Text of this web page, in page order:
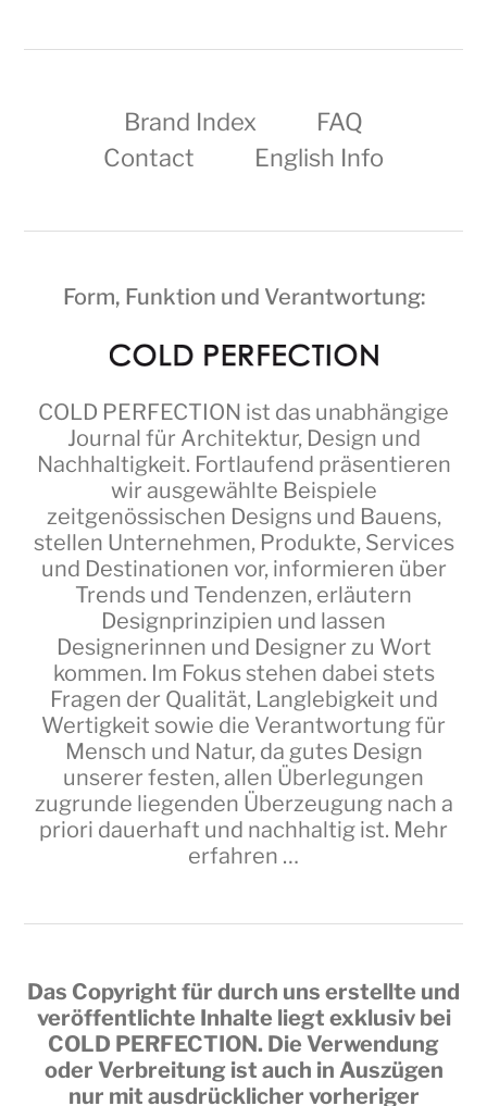
Brand Index
FAQ
Contact
English Info
Form, Funktion und Verantwortung:
COLD PERFECTION ist das unabhängige
Journal für Architektur, Design und
Nachhaltigkeit. Fortlaufend präsentieren
wir ausgewählte Beispiele
zeitgenössischen Designs und Bauens,
stellen Unternehmen, Produkte, Services
und Destinationen vor, informieren über
Trends und Tendenzen, erläutern
Designprinzipien und lassen
Designerinnen und Designer zu Wort
kommen. Im Fokus stehen dabei stets
Fragen der Qualität, Langlebigkeit und
Wertigkeit sowie die Verantwortung für
Mensch und Natur, da gutes Design
unserer festen, allen Überlegungen
zugrunde liegenden Überzeugung nach a
priori dauerhaft und nachhaltig ist. Mehr
erfahren …
Das Copyright für durch uns erstellte und
veröffentlichte Inhalte liegt exklusiv bei
COLD PERFECTION. Die Verwendung
oder Verbreitung ist auch in Auszügen
nur mit ausdrücklicher vorheriger